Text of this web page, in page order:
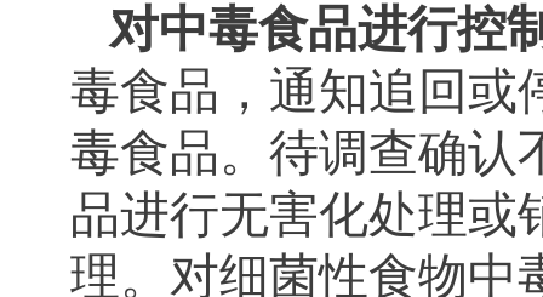
对中毒食品进行控
毒食品，通知追回或
毒食品。待调查确认
品进行无害化处理或
理。对细菌性食物中